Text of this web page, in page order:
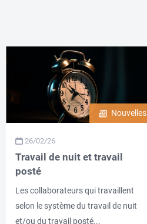
Nouvelles
26/02/26
Travail de nuit et travail
posté
Les collaborateurs qui travaillent
selon le système du travail de nuit
et/ou du travail posté...